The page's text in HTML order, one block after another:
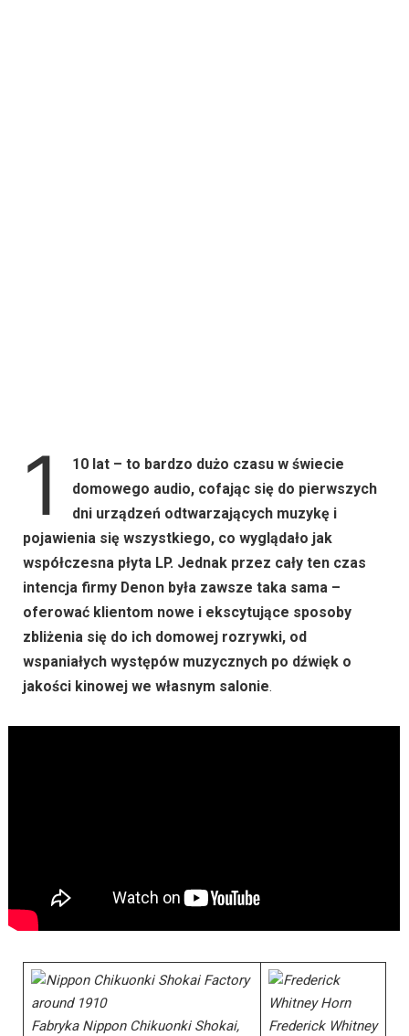
1
10 lat – to bardzo dużo czasu w świecie
domowego audio, cofając się do pierwszych
dni urządzeń odtwarzających muzykę i
pojawienia się wszystkiego, co wyglądało jak
współczesna płyta LP. Jednak przez cały ten czas
intencja firmy Denon była zawsze taka sama –
oferować klientom nowe i ekscytujące sposoby
zbliżenia się do ich domowej rozrywki, od
wspaniałych występów muzycznych po dźwięk o
jakości kinowej we własnym salonie.
Fabryka Nippon Chikuonki Shokai,
Frederick Whitney